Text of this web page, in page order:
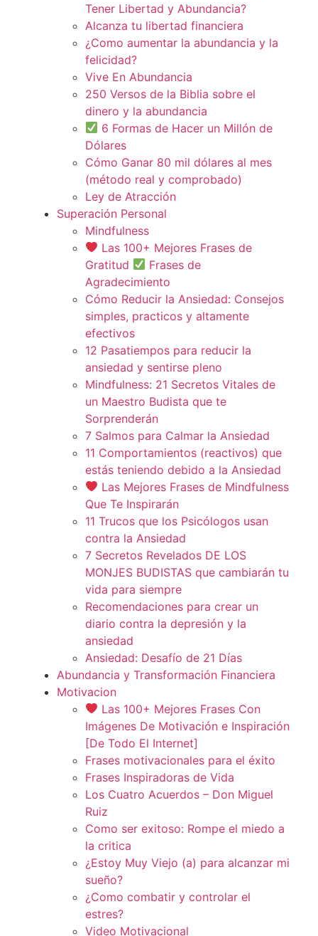
Tener Libertad y Abundancia?
Alcanza tu libertad financiera
¿Como aumentar la abundancia y la
felicidad?
Vive En Abundancia
250 Versos de la Biblia sobre el
dinero y la abundancia
6 Formas de Hacer un Millón de
Dólares
Cómo Ganar 80 mil dólares al mes
(método real y comprobado)
Ley de Atracción
Superación Personal
Mindfulness
Las 100+ Mejores Frases de
Gratitud
Frases de
Agradecimiento
Cómo Reducir la Ansiedad: Consejos
simples, practicos y altamente
efectivos
12 Pasatiempos para reducir la
ansiedad y sentirse pleno
Mindfulness: 21 Secretos Vitales de
un Maestro Budista que te
Sorprenderán
7 Salmos para Calmar la Ansiedad
11 Comportamientos (reactivos) que
estás teniendo debido a la Ansiedad
Las Mejores Frases de Mindfulness
Que Te Inspirarán
11 Trucos que los Psicólogos usan
contra la Ansiedad
7 Secretos Revelados DE LOS
MONJES BUDISTAS que cambiarán tu
vida para siempre
Recomendaciones para crear un
diario contra la depresión y la
ansiedad
Ansiedad: Desafío de 21 Días
Abundancia y Transformación Financiera
Motivacion
Las 100+ Mejores Frases Con
Imágenes De Motivación e Inspiración
[De Todo El Internet]
Frases motivacionales para el éxito
Frases Inspiradoras de Vida
Los Cuatro Acuerdos – Don Miguel
Ruiz
Como ser exitoso: Rompe el miedo a
la critica
¿Estoy Muy Viejo (a) para alcanzar mi
sueño?
¿Como combatir y controlar el
estres?
Video Motivacional